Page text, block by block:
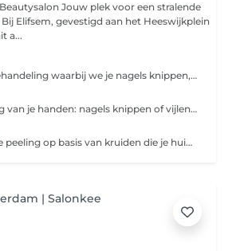
voor een stralende
a...
Een verzorgende behandeling waarbij we je nagels knippen, polijsten, nagelriemen verzorgen en kleine ongemakken zoals licht eelt verwijderen. Perfect voor mooie, gezonde voeten.
Een frisse verzorging van je handen: nagels knippen of vijlen, nagelriemen verzorgen en de huid intensief hydrateren. Voor een nette, verzorgde uitstraling, elke dag weer.
Een 100% natuurlijke peeling op basis van kruiden die je huid die reinigen en vernieuwt. Ideaal voor pigmentvlekken, acne, fijne lijntjes en een doffe huid.